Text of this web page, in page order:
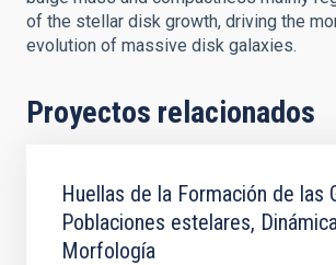
of the stellar disk growth, driving the
evolution of massive disk galaxies.
Proyectos relacionados
Huellas de la Formación de las
Poblaciones estelares,
Morfología